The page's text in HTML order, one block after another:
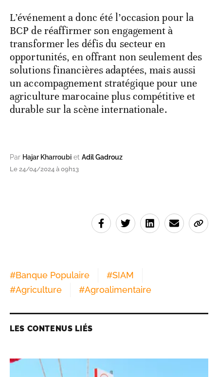
L’événement a donc été l’occasion pour la
BCP de réaffirmer son engagement à
transformer les défis du secteur en
opportunités, en offrant non seulement des
solutions financières adaptées, mais aussi
un accompagnement stratégique pour une
agriculture marocaine plus compétitive et
durable sur la scène internationale.
Par Hajar Kharroubi et Adil Gadrouz
Le 24/04/2024 à 09h13
#Banque Populaire #SIAM
#Agriculture #Agroalimentaire
LES CONTENUS LIÉS